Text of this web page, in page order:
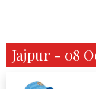
Jajpur - 08